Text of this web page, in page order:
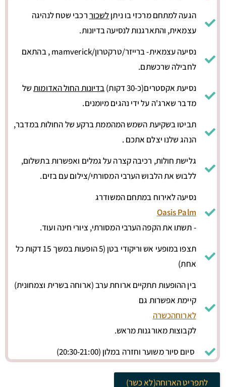
הגעה למתחם מרכזי בו ניתןלשכוררכבי שטח לנהיגה
עצמאית, והתארגנות לנסיעה בדיונות.
נסיעה עצמאית- ברייזר/טרקטרון/mamverick , בהתאם
לחבילה שרכשתם.
נסיעת אקסטרים(כ-30 דקות)
בדיונות החול האדומותשל
מדבר שארג'ה על ידי נהגים מיומנים.
תביטו בשקיעת השמש המהממת ברקע של החולות במדבר,
הנהג שלנו יצלם אתכם .
גלישת חולות, רכיבה קצרה על גמלים ואפשרות בתשלום,
ללבוש את הלבוש הערבי המסורתי/צילום עם בזים.
נסיעה לאירוח במתחם המשודרג
Oasis Palm
- תשתו את הקפה הערבי המסורתי, ציורי חינה ועוד.
תצפו במופעי אש וריקודי בטן (5 הופעות במשך 15 דקות כל
אחת)
בין ההופעות תתקיים ארוחת ערב (ארוחה בשרית וצמחונית)
קיימת אפשרות גם
לארוחהכשרה
לקבוצות מאורגנות מראש.
סיום סיור משוער וחזרה במלון (20:30-21:00)
לתפריט הארוחה(לא כשר)